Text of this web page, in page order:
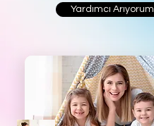
Yardımcı Arıyorum